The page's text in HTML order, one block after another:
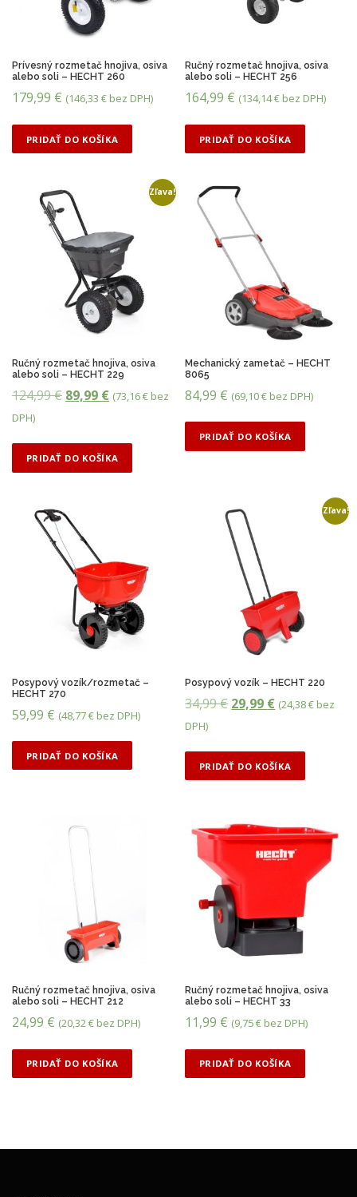
c
e
n
:
y
š
š
e
j
p
a
n
Prívesný rozmetač hnojiva, osiva
alebo soli – HECHT 260
179,99 € (146,33 € bez DPH)
PRIDAŤ DO KOŠÍKA
Ručný rozmetač hnojiva, osiva
alebo soli – HECHT 256
164,99 € (134,14€ bez DPH)
PRIDAŤ DO KOŠÍKA
Zľava!
Ručný rozmetač hnojiva, osiva
alebo soli – HECHT 229
124,99€ P
o
á
c
e
a
:
1
2
9
89,99 €A
u
c
n
a
8
9
,
(73,16€ bez
DPH)
PRIDAŤ DO KOŠÍKA
Mechanický zametač – HECHT
8065
84,99 € (69,10€ bez DPH)
PRIDAŤ DO KOŠÍKA
Posypový vozík/rozmetač –
HECHT 270
59,99 € (48,77€ bez DPH)
PRIDAŤ DO KOŠÍKA
Zľava!
Posypový vozík – HECHT 220
34,99€ P
o
á
e
n
a
b
a
:
3
4
29,99 €A
u
n
a
n
j
:
2
9
,
€
(24,38€ bez
DPH)
PRIDAŤ DO KOŠÍKA
Ručný rozmetač hnojiva, osiva
alebo soli – HECHT 212
24,99 € (20,32€ bez DPH)
PRIDAŤ DO KOŠÍKA
Ručný rozmetač hnojiva, osiva
alebo soli – HECHT 33
11,99 € (9,75€ bez DPH)
PRIDAŤ DO KOŠÍKA